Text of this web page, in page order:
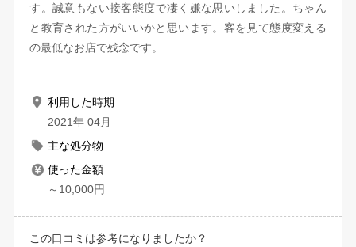
す。誠意もない接客態度で凄く嫌な思いしました。ちゃん
と教育された方がいいかと思います。客を見て態度変える
の最低なお店で残念です。
利用した時期
2021年 04月
主な処分物
使った金額
～10,000円
この口コミは参考になりましたか？